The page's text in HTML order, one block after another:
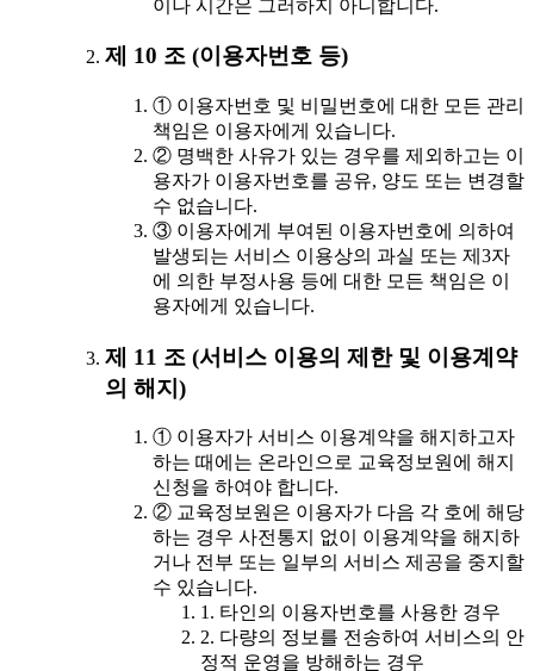
이나 시간은 그러하지 아니합니다.
제 10 조 (이용자번호 등)
① 이용자번호 및 비밀번호에 대한 모든 관리
책임은 이용자에게 있습니다.
② 명백한 사유가 있는 경우를 제외하고는 이
용자가 이용자번호를 공유, 양도 또는 변경할
수 없습니다.
③ 이용자에게 부여된 이용자번호에 의하여
발생되는 서비스 이용상의 과실 또는 제3자
에 의한 부정사용 등에 대한 모든 책임은 이
용자에게 있습니다.
제 11 조 (서비스 이용의 제한 및 이용계약
의 해지)
① 이용자가 서비스 이용계약을 해지하고자
하는 때에는 온라인으로 교육정보원에 해지
신청을 하여야 합니다.
② 교육정보원은 이용자가 다음 각 호에 해당
하는 경우 사전통지 없이 이용계약을 해지하
거나 전부 또는 일부의 서비스 제공을 중지할
수 있습니다.
1. 타인의 이용자번호를 사용한 경우
2. 다량의 정보를 전송하여 서비스의 안
정적 운영을 방해하는 경우